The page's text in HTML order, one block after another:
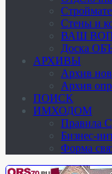
Стены и
ВАШ
Доска
АРХИВЫ
Архив
Архив
ПОИСК
ИМХОДОМ
Правила
Бизнес-
Форма